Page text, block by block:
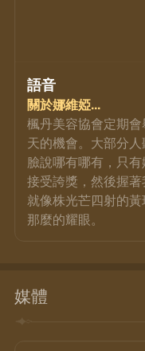
語音
關於娜維婭...
楓丹美容協會定期
天的機會。大部分
臉說哪有哪有，只
接受誇獎，然後握
就像株光芒四射的
那麼的耀眼。
媒體